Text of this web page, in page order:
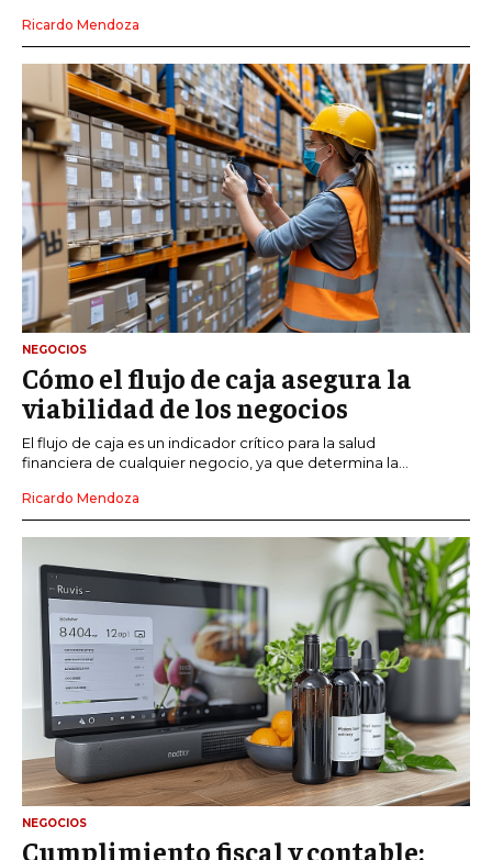
Ricardo Mendoza
NEGOCIOS
Cómo el flujo de caja asegura la
viabilidad de los negocios
El flujo de caja es un indicador crítico para la salud
financiera de cualquier negocio, ya que determina la...
Ricardo Mendoza
NEGOCIOS
Cumplimiento fiscal y contable: